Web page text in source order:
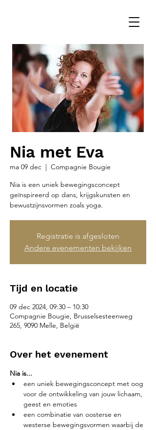
Nia met Eva
ma 09 dec
  |
Compagnie Bougie
Nia is een uniek bewegingsconcept
geïnspireerd op dans, krijgskunsten en
bewustzijnsvormen zoals yoga.
Registratie is afgesloten
Andere evenementen bekijken
Tijd en locatie
09 dec 2024, 09:30 – 10:30
Compagnie Bougie, Brusselsesteenweg
265, 9090 Melle, België
Over het evenement
Nia is...
een uniek bewegingsconcept met oog
voor de ontwikkeling van jouw lichaam,
geest en emoties
een combinatie van oosterse en
westerse bewegingsvormen waarbij de